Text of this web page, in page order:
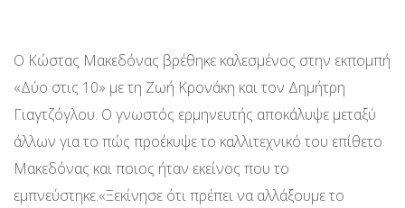
Ο Κώστας Μακεδόνας βρέθηκε καλεσμένος στην εκπομπή
«Δύο στις 10» με τη Ζωή Κρονάκη και τον Δημήτρη
Γιαγτζόγλου. Ο γνωστός ερμηνευτής αποκάλυψε μεταξύ
άλλων για το πώς προέκυψε το καλλιτεχνικό του επίθετο
Μακεδόνας και ποιος ήταν εκείνος που το
εμπνεύστηκε.«Ξεκίνησε ότι πρέπει να αλλάξουμε το